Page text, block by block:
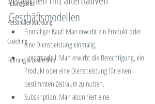
Future Skills
Personalentwicklung
Coaching
Führung & Leadership
Geschäftsmodellen
Einmaliger Kauf: Man erwirbt ein Produkt oder
eine Dienstleistung einmalig.
Lizenzmodell: Man erwirbt die Berechtigung, ein
Produkt oder eine Dienstleistung für einen
bestimmten Zeitraum zu nutzen.
Subskription: Man abonniert eine